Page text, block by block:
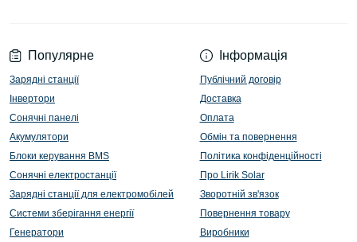
Популярне
Зарядні станції
Інвертори
Сонячні панелі
Акумулятори
Блоки керування BMS
Сонячні електростанції
Зарядні станції для електромобілей
Системи зберігання енергії
Генератори
Інформація
Публічний договір
Доставка
Оплата
Обмін та повернення
Політика конфіденційності
Про Lirik Solar
Зворотній зв'язок
Повернення товару
Виробники